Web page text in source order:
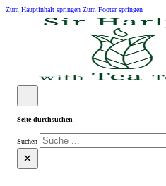
Zum Hauptinhalt springen Zum Footer springen
Seite durchsuchen
Suchen
×